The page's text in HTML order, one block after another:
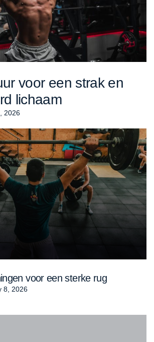
voor een strak en
lichaam
2026
voor een sterke rug
8, 2026